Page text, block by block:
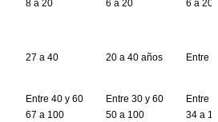
8 a 20 6 a 20 6 a 20
27 a 40 20 a 40 años Entre
Entre 40 y 60 Entre 30 y 60
Entre
67 a 100 50 a 100
34 a